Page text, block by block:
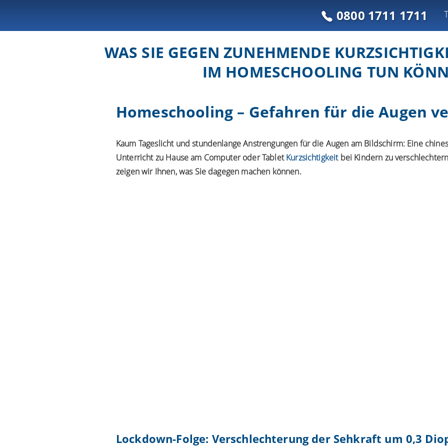
0800 1711 1711
WAS SIE GEGEN ZUNEHMENDE
IM HOMESCHOOLING TUN
Homeschooling – Gefahren für die Augen
Kaum Tageslicht und stundenlange Anstrengungen für die Augen am Bildschirm: Eine
Unterricht zu Hause am Computer oder TabletKurzsichtigkeitbei Kindern zu
zeigen wir Ihnen, was Sie dagegen machen können.
Lockdown-Folge: Verschlechterung der Sehkraft um 0,3